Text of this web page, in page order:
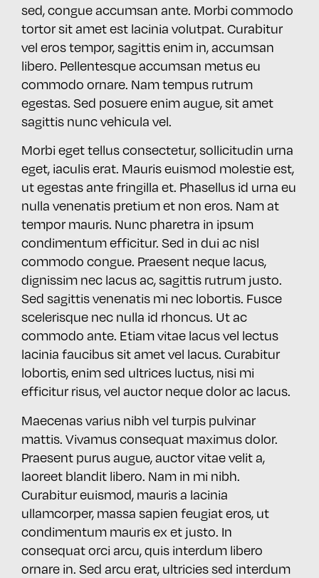
sed, congue accumsan ante. Morbi commodo
tortor sit amet est lacinia volutpat. Curabitur
vel eros tempor, sagittis enim in, accumsan
libero. Pellentesque accumsan metus eu
commodo ornare. Nam tempus rutrum
egestas. Sed posuere enim augue, sit amet
sagittis nunc vehicula vel.
Morbi eget tellus consectetur, sollicitudin urna
eget, iaculis erat. Mauris euismod molestie est,
ut egestas ante fringilla et. Phasellus id urna eu
nulla venenatis pretium et non eros. Nam at
tempor mauris. Nunc pharetra in ipsum
condimentum efficitur. Sed in dui ac nisl
commodo congue. Praesent neque lacus,
dignissim nec lacus ac, sagittis rutrum justo.
Sed sagittis venenatis mi nec lobortis. Fusce
scelerisque nec nulla id rhoncus. Ut ac
commodo ante. Etiam vitae lacus vel lectus
lacinia faucibus sit amet vel lacus. Curabitur
lobortis, enim sed ultrices luctus, nisi mi
efficitur risus, vel auctor neque dolor ac lacus.
Maecenas varius nibh vel turpis pulvinar
mattis. Vivamus consequat maximus dolor.
Praesent purus augue, auctor vitae velit a,
laoreet blandit libero. Nam in mi nibh.
Curabitur euismod, mauris a lacinia
ullamcorper, massa sapien feugiat eros, ut
condimentum mauris ex et justo. In
consequat orci arcu, quis interdum libero
ornare in. Sed arcu erat, ultricies sed interdum